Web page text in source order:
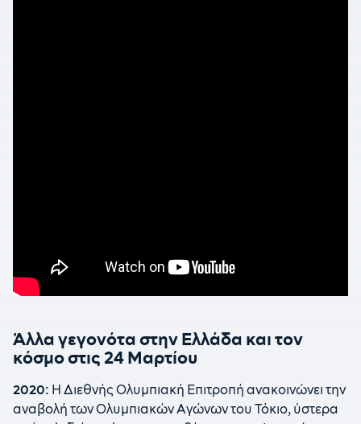
Άλλα γεγονότα στην Ελλάδα και τον
κόσμο στις 24 Μαρτίου
2020: Η Διεθνής Ολυμπιακή Επιτροπή ανακοινώνει την
αναβολή των Ολυμπιακών Αγώνων του Τόκιο, ύστερα